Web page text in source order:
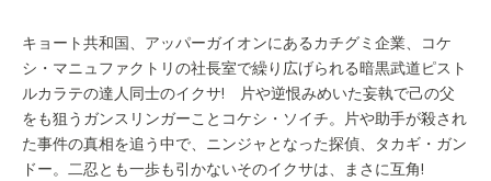
キョート共和国、アッパーガイオンにあるカチグミ企業、コケ
シ・マニュファクトリの社長室で繰り広げられる暗黒武道ピスト
ルカラテの達人同士のイクサ! 片や逆恨みめいた妄執で己の父
をも狙うガンスリンガーことコケシ・ソイチ。片や助手が殺され
た事件の真相を追う中で、ニンジャとなった探偵、タカギ・ガン
ドー。二忍とも一歩も引かないそのイクサは、まさに互角!